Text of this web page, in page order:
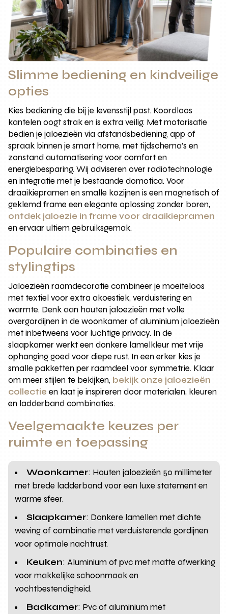
Slimme bediening en kindveilige
opties
Kies bediening die bij je levensstijl past. Koordloos
kantelen oogt strak en is extra veilig. Met motorisatie
bedien je jaloezieën via afstandsbediening, app of
spraak binnen je smart home, met tijdschema’s en
zonstand automatisering voor comfort en
energiebesparing. Wij adviseren over radiotechnologie
en integratie met je bestaande domotica. Voor
draaikiepramen en smalle kozijnen is een magnetisch of
geklemd frame een elegante oplossing zonder boren,
ontdek jaloezie in frame voor draaikiepramen
en ervaar ultiem gebruiksgemak.
Populaire combinaties en
stylingtips
Jaloezieën raamdecoratie combineer je moeiteloos
met textiel voor extra akoestiek, verduistering en
warmte. Denk aan houten jaloezieën met volle
overgordijnen in de woonkamer of aluminium jaloezieën
met inbetweens voor luchtige privacy. In de
slaapkamer werkt een donkere lamelkleur met vrije
ophanging goed voor diepe rust. In een erker kies je
smalle pakketten per raamdeel voor symmetrie. Klaar
om meer stijlen te bekijken, bekijk onze jaloezieën
collectie en laat je inspireren door materialen, kleuren
en ladderband combinaties.
Veelgemaakte keuzes per
ruimte en toepassing
Woonkamer: Houten jaloezieën 50 millimeter
met brede ladderband voor een luxe statement en
warme sfeer.
Slaapkamer: Donkere lamellen met dichte
weving of combinatie met verduisterende gordijnen
voor optimale nachtrust.
Keuken: Aluminium of pvc met matte afwerking
voor makkelijke schoonmaak en
vochtbestendigheid.
Badkamer: Pvc of aluminium met